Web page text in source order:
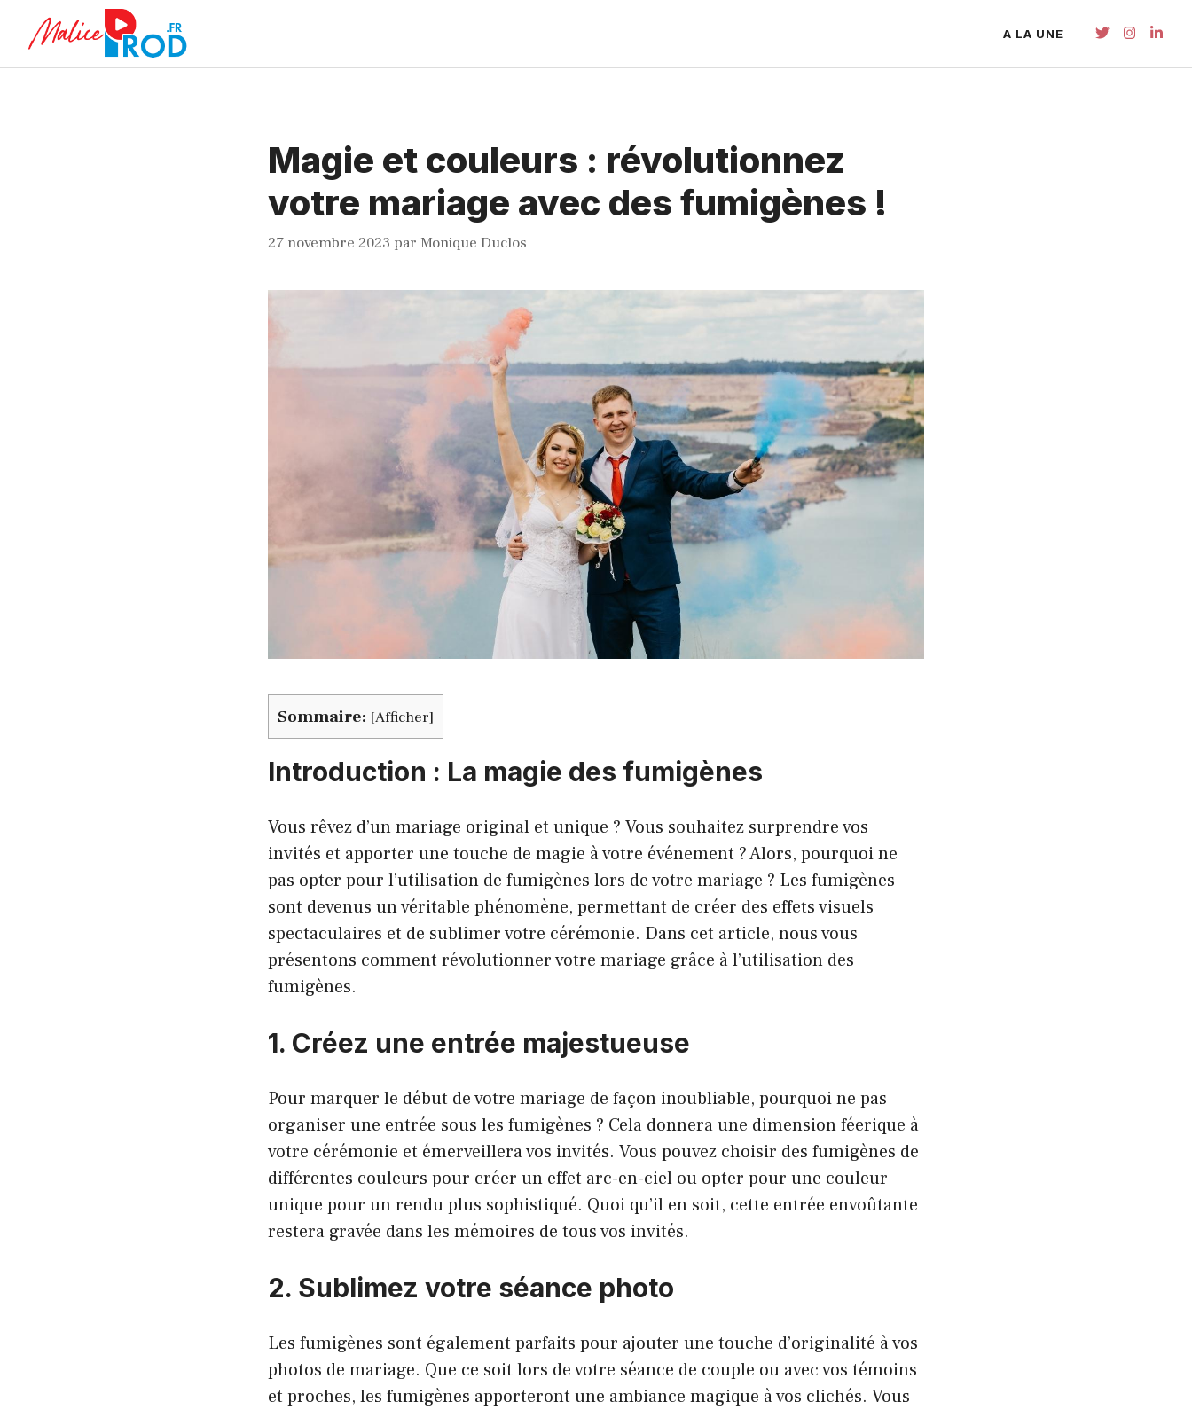
contenu
A LA UNE
Magie et couleurs : révolutionnez
votre mariage avec des fumigènes !
27 novembre 2023 par Monique Duclos
Sommaire: [Afficher]
Introduction : La magie des fumigènes
Vous rêvez d’un mariage original et unique ? Vous souhaitez surprendre vos
invités et apporter une touche de magie à votre événement ? Alors, pourquoi ne
pas opter pour l’utilisation de fumigènes lors de votre mariage ? Les fumigènes
sont devenus un véritable phénomène, permettant de créer des effets visuels
spectaculaires et de sublimer votre cérémonie. Dans cet article, nous vous
présentons comment révolutionner votre mariage grâce à l’utilisation des
fumigènes.
1. Créez une entrée majestueuse
Pour marquer le début de votre mariage de façon inoubliable, pourquoi ne pas
organiser une entrée sous les fumigènes ? Cela donnera une dimension féerique à
votre cérémonie et émerveillera vos invités. Vous pouvez choisir des fumigènes de
différentes couleurs pour créer un effet arc-en-ciel ou opter pour une couleur
unique pour un rendu plus sophistiqué. Quoi qu’il en soit, cette entrée envoûtante
restera gravée dans les mémoires de tous vos invités.
2. Sublimez votre séance photo
Les fumigènes sont également parfaits pour ajouter une touche d’originalité à vos
photos de mariage. Que ce soit lors de votre séance de couple ou avec vos témoins
et proches, les fumigènes apporteront une ambiance magique à vos clichés. Vous